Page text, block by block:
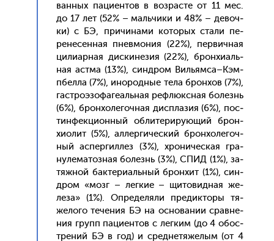
ван­ных па­ци­ен­тов в воз­расте от 11 мес.
до 17 лет (52% – маль­чи­ки и 48% – де­воч­
ки) с БЭ, при­чина­ми ко­торых ста­ли пе­
рене­сен­ная пнев­мо­ния (22%), пер­вичная
ци­ли­ар­ная дис­ки­незия (22%), брон­хи­аль­
ная ас­тма (13%), син­дром Виль­ям­са–Кэм­
пбел­ла (7%), ино­род­ные те­ла брон­хов (7%),
гас­тро­эзо­фаге­аль­ная реф­люк­сная бо­лезнь
(6%), брон­хо­легоч­ная дис­пла­зия (6%), пос­
тинфек­ци­он­ный об­ли­тери­ру­ющий брон­
хи­олит (5%), ал­лерги­чес­кий брон­хо­легоч­
ный ас­пергил­лез (3%), хро­ничес­кая гра­
нуле­матоз­ная бо­лезнь (3%), СПИД (1%), за­
тяж­ной бак­те­ри­аль­ный брон­хит (1%), син­
дром «мозг – лег­кие – щи­товид­ная же­
леза» (1%). Оп­ре­деля­ли пре­дик­то­ры тя­
жело­го те­чения БЭ на ос­но­вании срав­не­
ния групп па­ци­ен­тов с лег­ким (до 4 обос­
тре­ний БЭ в год) и сред­не­тяже­лым (от 4